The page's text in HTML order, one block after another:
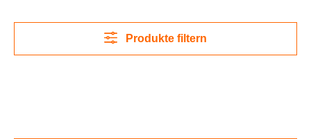
Produkte filtern